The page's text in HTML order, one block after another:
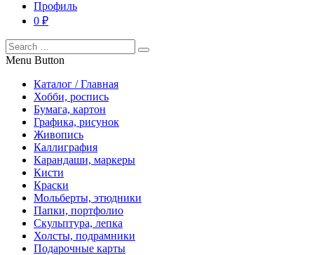
Профиль
0 ₽
Menu Button
Каталог / Главная
Хобби, роспись
Бумага, картон
Графика, рисунок
Живопись
Каллиграфия
Карандаши, маркеры
Кисти
Краски
Мольберты, этюдники
Папки, портфолио
Скульптура, лепка
Холсты, подрамники
Подарочные карты